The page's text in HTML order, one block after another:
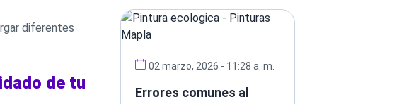
diferentes
de tu
02 marzo, 2026 - 11:28 a. m.
Errores comunes al